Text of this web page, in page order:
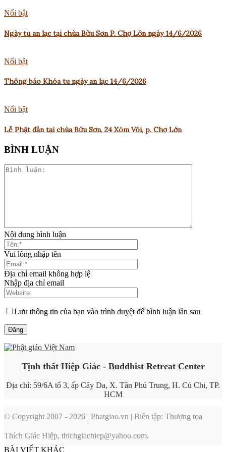
Nổi bật
Ngày tu an lạc tại chùa Bửu Sơn P. Chợ Lớn ngày 14/6/2026
Nổi bật
Thông báo Khóa tu ngày an lạc 14/6/2026
Nổi bật
Lễ Phật đản tại chùa Bửu Sơn, 24 Xóm Vôi, p. Chợ Lớn
BÌNH LUẬN
Nội dung bình luận
Vui lòng nhập tên
Địa chỉ email không hợp lệ
Nhập địa chỉ email
Lưu thông tin của bạn vào trình duyệt để bình luận lần sau
Tịnh thất Hiệp Giác - Buddhist Retreat Center
Địa chỉ: 59/6A tổ 3, ấp Cây Da, X. Tân Phú Trung, H. Củ Chi, TP.
HCM
© Copyright 2007 - 2026 | Phatgiao.vn | Biên tập: Thượng tọa
Thích Giác Hiệp, thichgiachiep@yahoo.com.
BÀI VIẾT KHÁC